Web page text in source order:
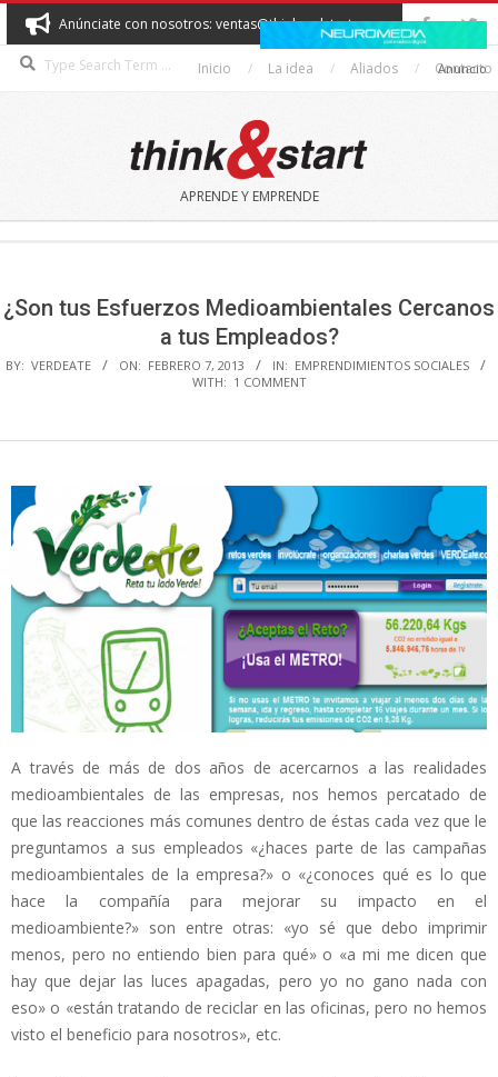
Skip
to
content
Anúnciate con nosotros: ventas@thinkandstart.com
Inicio La idea Aliados Contacto
THINK&START
APRENDE Y EMPRENDE
Anuncio
¿Son tus Esfuerzos Medioambientales Cercanos
a tus Empleados?
BY: VERDEATE ON: FEBRERO 7, 2013 IN: EMPRENDIMIENTOS SOCIALES
WITH: 1 COMMENT
A través de más de dos años de acercarnos a las realidades
medioambientales de las empresas, nos hemos percatado de
que las reacciones más comunes dentro de éstas cada vez que le
preguntamos a sus empleados «¿haces parte de las campañas
medioambientales de la empresa?» o «¿conoces qué es lo que
hace la compañía para mejorar su impacto en el
medioambiente?» son entre otras: «yo sé que debo imprimir
menos, pero no entiendo bien para qué» o «a mi me dicen que
hay que dejar las luces apagadas, pero yo no gano nada con
eso» o «están tratando de reciclar en las oficinas, pero no hemos
visto el beneficio para nosotros», etc.